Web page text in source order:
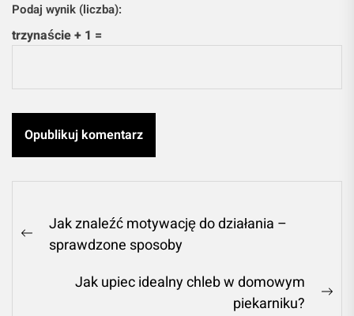
Podaj wynik (liczba):
trzynaście + 1 =
Nawigacja
wpisu
Previous
Jak znaleźć motywację do działania –
sprawdzone sposoby
Jak upiec idealny chleb w domowym
piekarniku?